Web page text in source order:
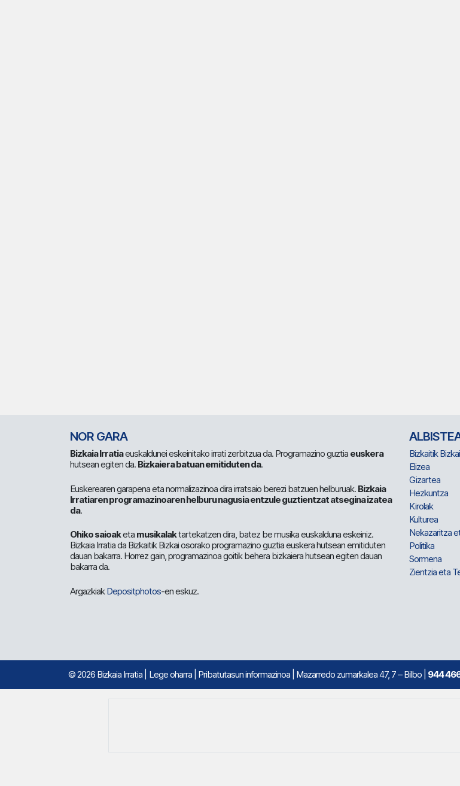
NOR GARA
Bizkaia Irratiaeuskaldunei eskeinitako irrati zerbitzua da. Programazino guztia euskera
hutsean egiten da. Bizkaiera batuan emitiduten da.
Euskerearen garapena eta normalizazinoa dira irratsaio berezi batzuen helburuak. Bizkaia
Irratiaren programazinoaren helburu nagusia entzule guztientzat atsegina izatea
da.
Ohiko saioaketa musikalaktartekatzen dira, batez be musika euskalduna eskeiniz.
Bizkaia Irratia da Bizkaitik Bizkai osorako programazino guztia euskera hutsean emitiduten
dauan bakarra. Horrez gain, programazinoa goitik behera bizkaiera hutsean egiten dauan
bakarra da.
ArgazkiakDepositphotos-en eskuz.
Bizkaitik
Elizea
Gizartea
Hezkuntza
Kirolak
Kulturea
Nekazaritza
Politika
Sormena
Zientzia eta
© 2026 Bizkaia Irratia Lege oharra Pribatutasun informazinoa | Mazarredo zumarkalea 47, 7 – Bilbo | 944